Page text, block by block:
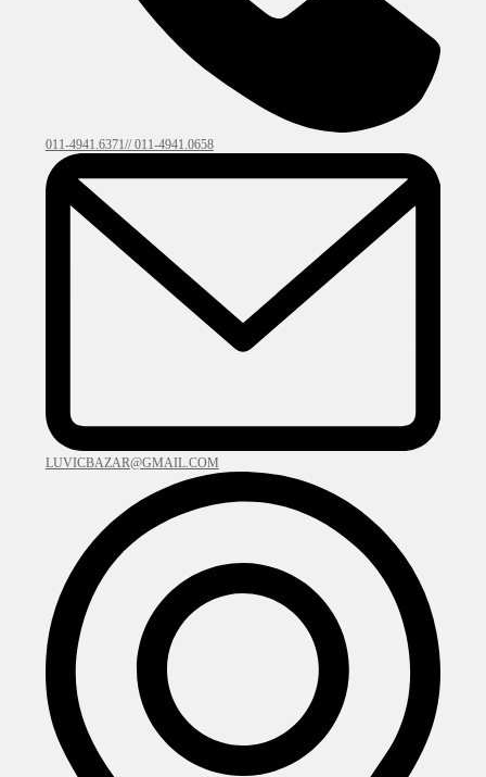
011-4941.6371// 011-4941.0658
LUVICBAZAR@GMAIL.COM